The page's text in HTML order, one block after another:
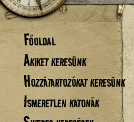
Főoldal
Akiket keresünk
Hozzátartozókat keresünk
Ismeretlen katonák